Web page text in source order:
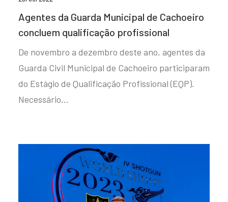
Agentes da Guarda Municipal de Cachoeiro
concluem qualificação profissional
De novembro a dezembro deste ano, agentes da
Guarda Civil Municipal de Cachoeiro participaram
do Estágio de Qualificação Profissional (EQP).
Necessário…